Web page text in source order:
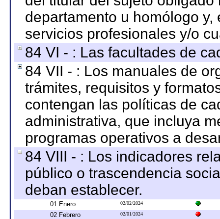
departamento u homólogo
servicios profesionales y/o
84 VI - : Las facultades de
84 VII - : Los manuales de
trámites, requisitos y
contengan las políticas de
administrativa, que incluya
programas operativos a
84 VIII - : Los indicadores
público o trascendencia
deban establecer.
01 Enero 02/02/2024
02 Febrero 02/01/2024